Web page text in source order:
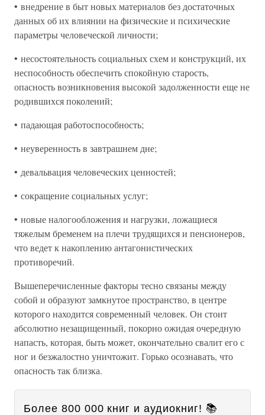
• внедрение в быт новых материалов без достаточных
данных об их влиянии на физические и психические
параметры человеческой личности;
• несостоятельность социальных схем и конструкций, их
неспособность обеспечить спокойную старость,
опасность возникновения высокой задолженности еще не
родившихся поколений;
• падающая работоспособность;
• неуверенность в завтрашнем дне;
• девальвация человеческих ценностей;
• сокращение социальных услуг;
• новые налогообложения и нагрузки, ложащиеся
тяжелым бременем на плечи трудящихся и пенсионеров,
что ведет к накоплению антагонистических
противоречий.
Вышеперечисленные факторы тесно связаны между
собой и образуют замкнутое пространство, в центре
которого находится современный человек. Он стоит
абсолютно незащищенный, покорно ожидая очередную
напасть, которая, быть может, окончательно свалит его с
ног и безжалостно уничтожит. Горько осознавать, что
опасность так близка.
Более 800 000 книг и аудиокниг! 📚